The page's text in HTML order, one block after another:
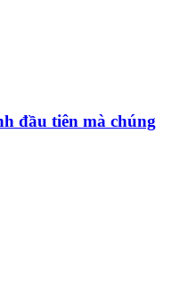
đầu tiên mà chúng